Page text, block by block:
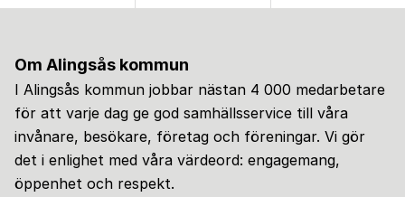
Om Alingsås kommun
I Alingsås kommun jobbar nästan 4 000 medarbetare
för att varje dag ge god samhällsservice till våra
invånare, besökare, företag och föreningar. Vi gör
det i enlighet med våra värdeord: engagemang,
öppenhet och respekt.